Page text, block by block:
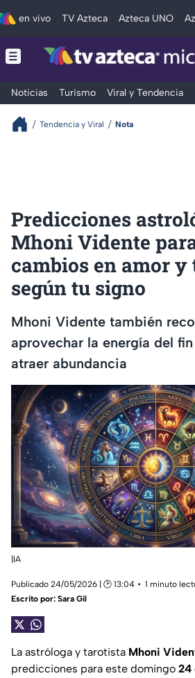
en vivo TV Azteca Azteca UNO
Noticias Turismo Viral y Tendencia
Tendencia y Viral Nota
Predicciones
Mhoni Vidente
cambios en amor y
según tu signo
Mhoni Vidente también
aprovechar la energía del
atraer abundancia
|IA
Publicado 24/05/2026 | 🕑 13:04
1 minuto
Escrito por: Sara Gil
La astróloga y tarotista Mhoni
predicciones para este domingo 24